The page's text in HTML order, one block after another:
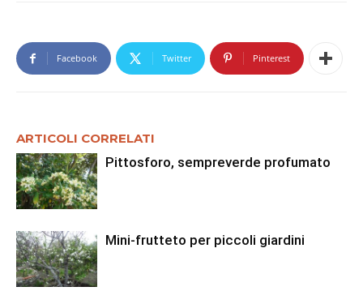
Facebook Twitter Pinterest
ARTICOLI CORRELATI
Pittosforo, sempreverde profumato
Mini-frutteto per piccoli giardini